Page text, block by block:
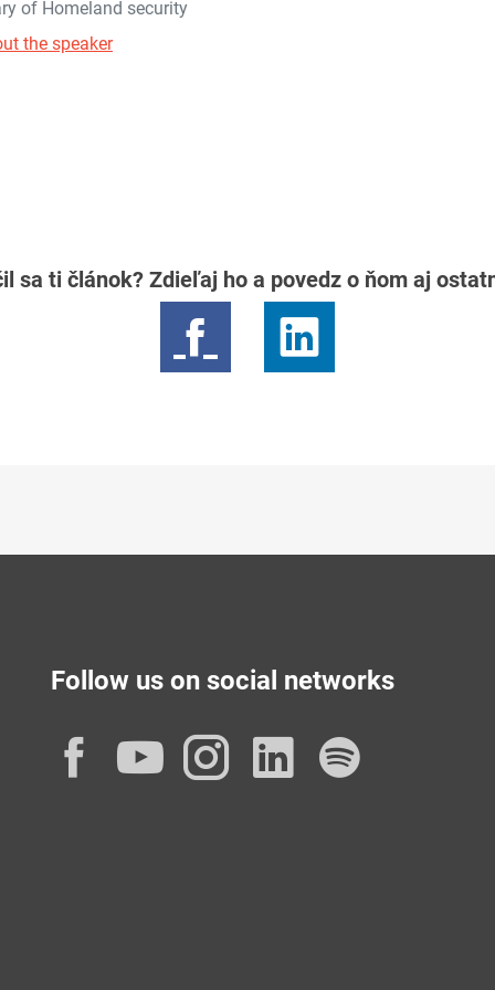
of Homeland security
the speaker
sa ti článok? Zdieľaj ho a povedz o ňom aj
Follow us on social networks
Facebook
YouTube
Instagram
LinkedIn